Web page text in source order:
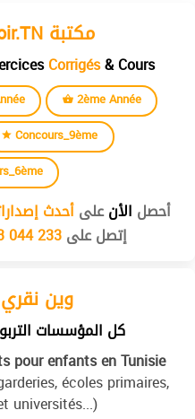
Librairie Devoir.TN مكتبة
Corrigés& Cours
2ème Année
Concours_9ème
أحصل الأنعلىأحدث
إتصل على233
🤔 وين
كل المؤسسات
pour enfants en Tunisie
écoles primaires,
universités...)